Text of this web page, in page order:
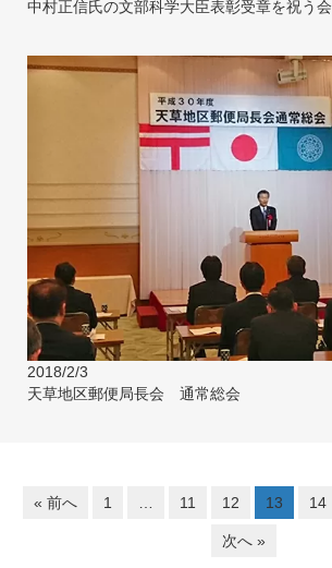
中村正信氏の文部科学大臣表彰受章を祝う会
2018/2/3
天草地区郵便局長会 通常総会
« 前へ 1 … 11 12 13 14
次へ »